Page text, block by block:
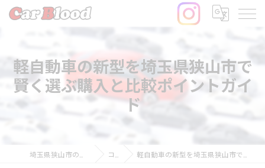
軽自動車の新型を埼玉県狭山市で
賢く選ぶ購入と比較ポイントガイ
ド
コラム 軽自動車の新型を埼玉県狭山市で賢く選ぶ購入と比較ポイントガイド